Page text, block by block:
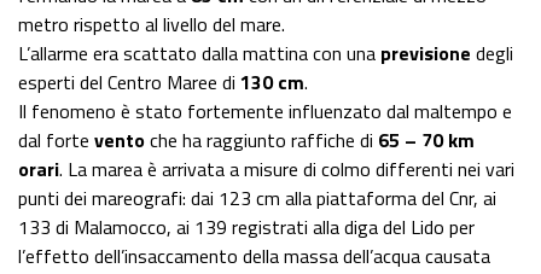
metro rispetto al livello del mare.
L’allarme era scattato dalla mattina con una previsione degli
esperti del Centro Maree di 130 cm.
Il fenomeno è stato fortemente influenzato dal maltempo e
dal forte ventoche ha raggiunto raffiche di 65 – 70 km
orari. La marea è arrivata a misure di colmo differenti nei vari
punti dei mareografi: dai 123 cm alla piattaforma del Cnr, ai
133 di Malamocco, ai 139 registrati alla diga del Lido per
l’effetto dell’insaccamento della massa dell’acqua causata